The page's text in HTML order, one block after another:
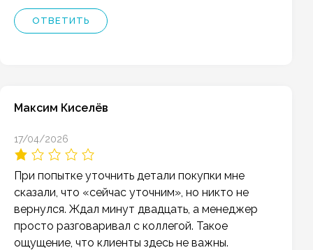
ОТВЕТИТЬ
Максим Киселёв
17/04/2026
При попытке уточнить детали покупки мне
сказали, что «сейчас уточним», но никто не
вернулся. Ждал минут двадцать, а менеджер
просто разговаривал с коллегой. Такое
ощущение, что клиенты здесь не важны.